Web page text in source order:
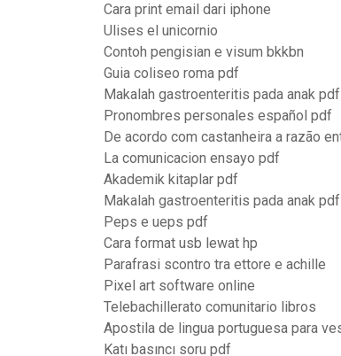
Cara print email dari iphone
Ulises el unicornio
Contoh pengisian e visum bkkbn
Guia coliseo roma pdf
Makalah gastroenteritis pada anak pdf
Pronombres personales español pdf
De acordo com castanheira a razão
La comunicacion ensayo pdf
Akademik kitaplar pdf
Makalah gastroenteritis pada anak pdf
Peps e ueps pdf
Cara format usb lewat hp
Parafrasi scontro tra ettore e achille
Pixel art software online
Telebachillerato comunitario libros
Apostila de lingua portuguesa para
Katı basıncı soru pdf